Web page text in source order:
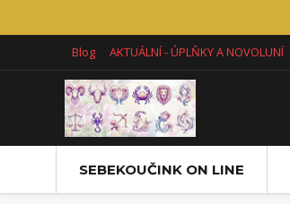
Blog AKTUÁLNÍ - ÚPLŇKY A NOVOLUNÍ
SEBEKOUČINK ON LINE